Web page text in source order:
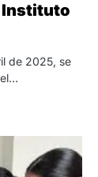
Instituto
de 2025, se